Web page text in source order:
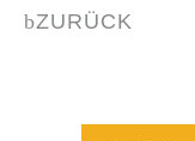
ZURÜCK